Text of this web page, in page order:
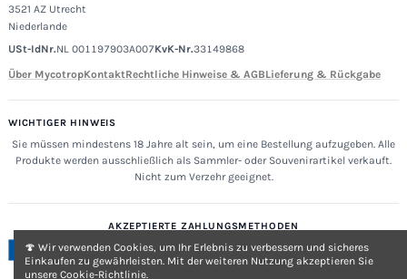
3521 AZ Utrecht
Niederlande
USt-IdNr.NL 001197903A007KvK-Nr.33149868
Über MycotropKontaktRechtliche Hinweise & AGBLieferung & Rückgabe
WICHTIGER HINWEIS
Sie müssen mindestens 18 Jahre alt sein, um eine Bestellung aufzugeben. Alle
Produkte werden ausschließlich als Sammler- oder Souvenirartikel verkauft.
Nicht zum Verzehr geeignet.
AKZEPTIERTE ZAHLUNGSMETHODEN
🍄 Wir verwenden Cookies, um Ihr Erlebnis zu verbessern und sicheres
Einkaufen zu gewährleisten. Mit der weiteren Nutzung akzeptieren Sie
unsere Cookie-Richtlinie.